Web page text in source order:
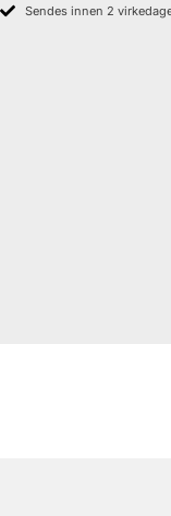
Sendes innen 2